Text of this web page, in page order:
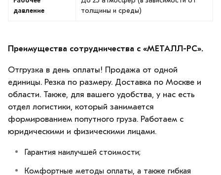
давление
толщины и среды)
Преимущества сотрудничества с «МЕТАЛЛ-РС».
Отгрузка в день оплаты! Продажа от одной
единицы. Резка по размеру. Доставка по Москве и
области. Также, для вашего удобства, у нас есть
отдел логистики, который занимается
формированием попутного груза. Работаем с
юридическими и физическими лицами.
Гарантия наилучшей стоимости;
Комфортные методы оплаты, а также гибкая